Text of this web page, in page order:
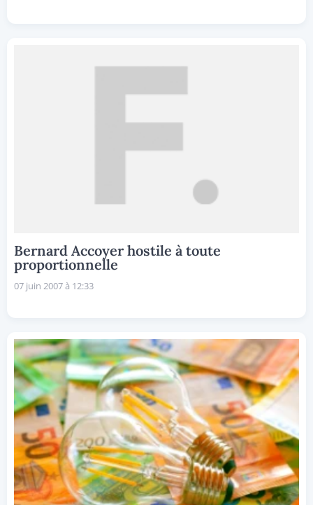
Bernard Accoyer hostile à toute
proportionnelle
07 juin 2007 à 12:33